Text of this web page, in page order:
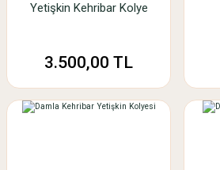
Yetişkin Kehribar Kolye
3.500,00 TL